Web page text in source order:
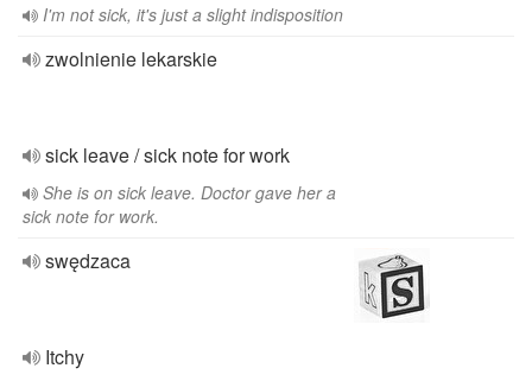
I'm not sick, it's just a slight indisposition
zwolnienie lekarskie
sick leave / sick note for work
She is on sick leave. Doctor gave her a
sick note for work.
swędzaca
Itchy